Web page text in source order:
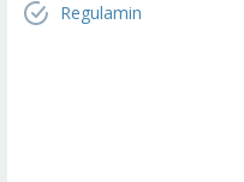
Regulamin